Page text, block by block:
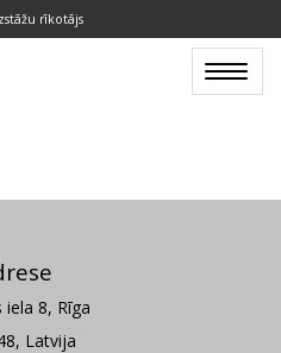
rīkotājs
Toggle
iela 8, Rīga
Latvija